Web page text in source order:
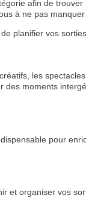
afin de
à ne pas manquer
planifier vos
les
moments
pour
et organiser vos